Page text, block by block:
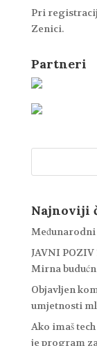
Pri
Zenici.
Partneri
Najnoviji
Međunarodni
JAVNI POZIV
Mirna
Objavljen
umjetnosti
Ako imaš
je program